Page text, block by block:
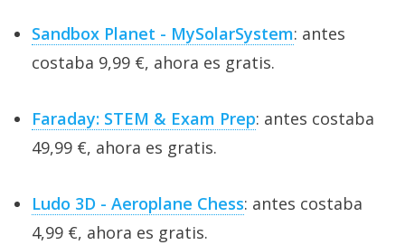
Sandbox Planet - MySolarSystem: antes
costaba 9,99 €, ahora es gratis.
Faraday: STEM & Exam Prep: antes costaba
49,99 €, ahora es gratis.
Ludo 3D - Aeroplane Chess: antes costaba
4,99 €, ahora es gratis.